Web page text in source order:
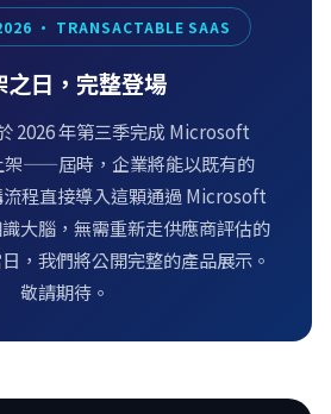
· TRANSACTABLE SAAS
之日，完整登場
2026 年第三季完成 Microsoft
——屆時，企業將能以既有的
程直接導入這顆通過 Microsoft
大腦，無需重新走供應商評估的
，我們將公開完整的產品展示。
敬請期待。